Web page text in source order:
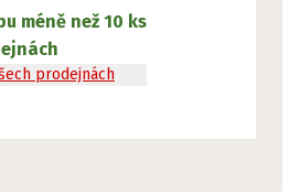
méně než 10 ks
prodejnách